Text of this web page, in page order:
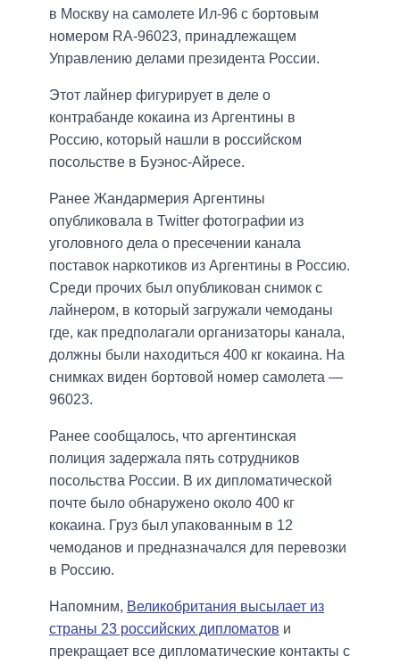
в Москву на самолете Ил-96 с бортовым
номером RA-96023, принадлежащем
Управлению делами президента России.
Этот лайнер фигурирует в деле о
контрабанде кокаина из Аргентины в
Россию, который нашли в российском
посольстве в Буэнос-Айресе.
Ранее Жандармерия Аргентины
опубликовала в Twitter фотографии из
уголовного дела о пресечении канала
поставок наркотиков из Аргентины в Россию.
Среди прочих был опубликован снимок с
лайнером, в который загружали чемоданы
где, как предполагали организаторы канала,
должны были находиться 400 кг кокаина. На
снимках виден бортовой номер самолета —
96023.
Ранее сообщалось, что аргентинская
полиция задержала пять сотрудников
посольства России. В их дипломатической
почте было обнаружено около 400 кг
кокаина. Груз был упакованным в 12
чемоданов и предназначался для перевозки
в Россию.
Напомним, Великобритания высылает из
страны 23 российских дипломатов и
прекращает все дипломатические контакты с